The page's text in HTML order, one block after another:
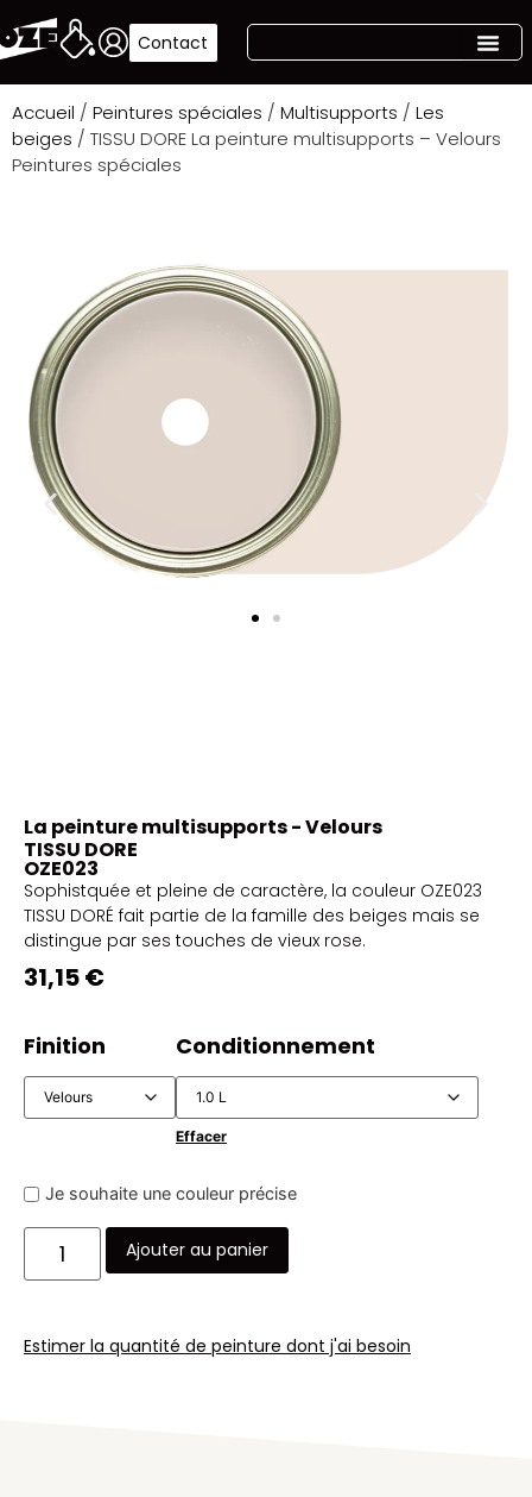
Contact
Accueil / Peintures spéciales / Multisupports / Les
beiges / TISSU DORE La peinture multisupports – Velours
Peintures spéciales
La peinture multisupports - Velours
TISSU DORE
OZE023
Sophistquée et pleine de caractère, la couleur OZE023
TISSU DORÉ fait partie de la famille des beiges mais se
distingue par ses touches de vieux rose.
31,15 €
Finition Conditionnement
Effacer
Je souhaite une couleur précise
Ajouter au panier
Estimer la quantité de peinture dont j'ai besoin